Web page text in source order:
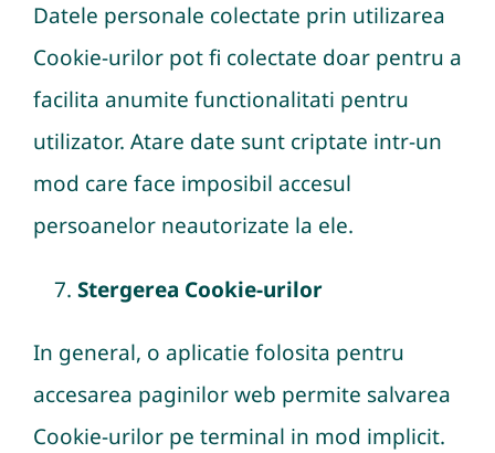
Datele personale colectate prin utilizarea
Cookie-urilor pot fi colectate doar pentru a
facilita anumite functionalitati pentru
utilizator. Atare date sunt criptate intr-un
mod care face imposibil accesul
persoanelor neautorizate la ele.
Stergerea Cookie-urilor
In general, o aplicatie folosita pentru
accesarea paginilor web permite salvarea
Cookie-urilor pe terminal in mod implicit.